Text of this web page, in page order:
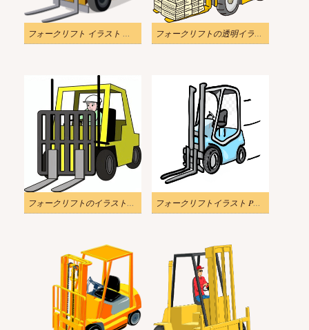
フォークリフト イラスト 透過画像 2 フォークリフトの透明イラスト
フォークリフトのイラストPNG 画像 フォークリフトイラスト PNG イメージ